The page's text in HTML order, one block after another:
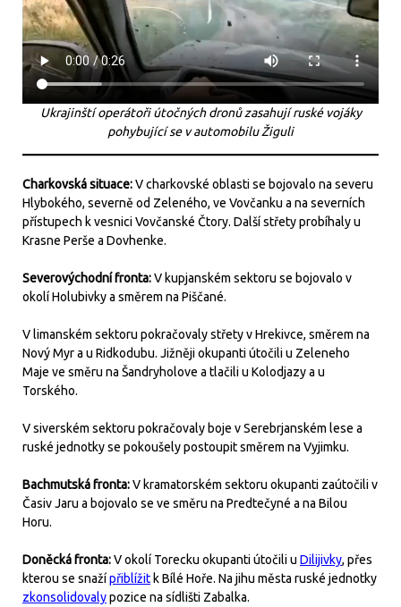
Ukrajinští operátoři útočných dronů zasahují ruské vojáky
pohybující se v automobilu Žiguli
Charkovská situace:V charkovské oblasti se bojovalo na severu
Hlybokého, severně od Zeleného, ve Vovčanku a na severních
přístupech k vesnici Vovčanské Čtory. Další střety probíhaly u
Krasne Perše a Dovhenke.
Severovýchodní fronta:V kupjanském sektoru se bojovalo v
okolí Holubivky a směrem na Piščané.
V limanském sektoru pokračovaly střety v Hrekivce, směrem na
Nový Myr a u Ridkodubu. Jižněji okupanti útočili u Zeleneho
Maje ve směru na Šandryholove a tlačili u Kolodjazy a u
Torského.
V siverském sektoru pokračovaly boje v Serebrjanském lese a
ruské jednotky se pokoušely postoupit směrem na Vyjimku.
Bachmutská fronta:V kramatorském sektoru okupanti zaútočili v
Časiv Jaru a bojovalo se ve směru na Predtečyné a na Bilou
Horu.
Doněcká fronta:V okolí Torecku okupanti útočili u Dilijivky, přes
kterou se snažípřiblížit k Bílé Hoře. Na jihu města ruské jednotky
zkonsolidovalypozice na sídlišti Zabalka.